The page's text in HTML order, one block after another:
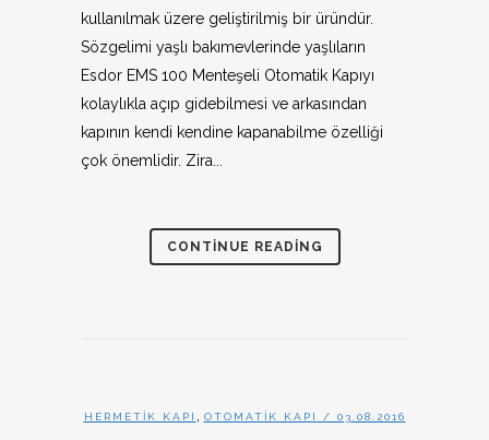
kullanılmak üzere geliştirilmiş bir üründür.
Sözgelimi yaşlı bakımevlerinde yaşlıların
Esdor EMS 100 Menteşeli Otomatik Kapıyı
kolaylıkla açıp gidebilmesi ve arkasından
kapının kendi kendine kapanabilme özelliği
çok önemlidir. Zira...
CONTINUE READING
HERMETIK KAPI OTOMATIK KAPI / 03.08.2016